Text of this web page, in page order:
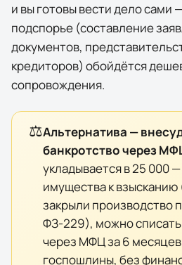
и вы готовы вести дело сами
подспорье (составление
документов,
кредиторов) обойдётся
сопровождения.
⚖️Альтернатива —
банкротство через
укладывается в 25 000
имущества к взысканию
закрыли производство
ФЗ-229), можно
через МФЦ за 6
госпошлины, без